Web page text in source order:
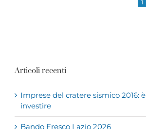
1
Articoli recenti
Imprese del cratere sismico 2016:
investire
Bando Fresco Lazio 2026